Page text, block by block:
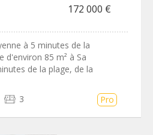
172 000 €
à 5 minutes de la
d'environ 85 m² à Sa
de la plage, de la
3 Pro